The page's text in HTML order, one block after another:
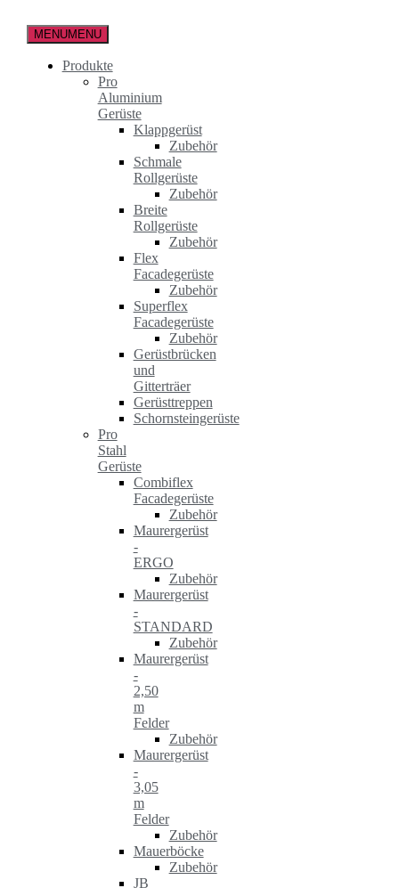
Inhalt
springen
MENUMENU
Produkte
Pro
Aluminium
Gerüste
Klappgerüst
Zubehör
Schmale
Rollgerüste
Zubehör
Breite
Rollgerüste
Zubehör
Flex
Facadegerüste
Zubehör
Superflex
Facadegerüste
Zubehör
Gerüstbrücken
und
Gitterträer
Gerüsttreppen
Schornsteingerüste
Pro
Stahl
Gerüste
Combiflex
Facadegerüste
Zubehör
Maurergerüst
-
ERGO
Zubehör
Maurergerüst
-
STANDARD
Zubehör
Maurergerüst
-
2,50
m
Felder
Zubehör
Maurergerüst
-
3,05
m
Felder
Zubehör
Mauerböcke
Zubehör
JB